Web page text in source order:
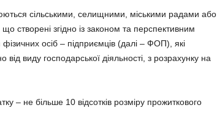
сільськими, селищними, міськими радами або
створені згідно із законом та перспективним
осіб – підприємців (далі – ФОП), які
від виду господарської діяльності, з розрахунку на
– не більше 10 відсотків розміру прожиткового